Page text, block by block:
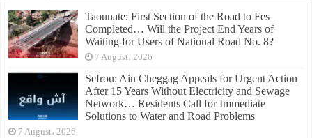
Taounate: First Section of the Road to Fes
Completed… Will the Project End Years of
Waiting for Users of National Road No. 8?
7 August، 2026
Sefrou: Ain Cheggag Appeals for Urgent Action
After 15 Years Without Electricity and Sewage
Network… Residents Call for Immediate
Solutions to Water and Road Problems
7 August، 2026